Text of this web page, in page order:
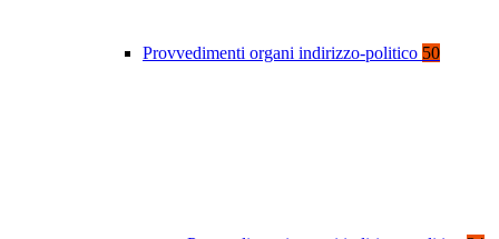
Provvedimenti organi indirizzo-politico 50